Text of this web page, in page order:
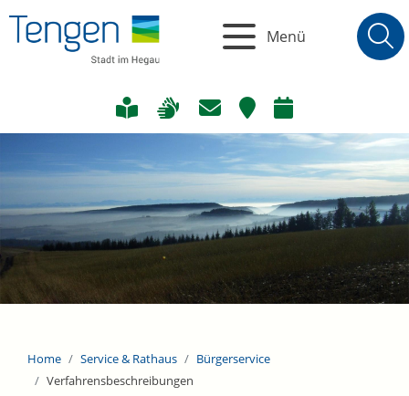
Menü
Home Service & Rathaus
Bürgerservice
Verfahrensbeschreibungen